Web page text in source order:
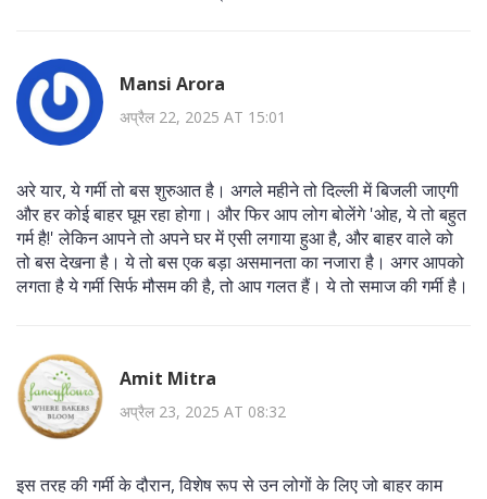
Mansi Arora
अप्रैल 22, 2025 AT 15:01
अरे यार, ये गर्मी तो बस शुरुआत है। अगले महीने तो दिल्ली में बिजली जाएगी
और हर कोई बाहर घूम रहा होगा। और फिर आप लोग बोलेंगे 'ओह, ये तो बहुत
गर्म है!' लेकिन आपने तो अपने घर में एसी लगाया हुआ है, और बाहर वाले को
तो बस देखना है। ये तो बस एक बड़ा असमानता का नजारा है। अगर आपको
लगता है ये गर्मी सिर्फ मौसम की है, तो आप गलत हैं। ये तो समाज की गर्मी है।
Amit Mitra
अप्रैल 23, 2025 AT 08:32
इस तरह की गर्मी के दौरान, विशेष रूप से उन लोगों के लिए जो बाहर काम